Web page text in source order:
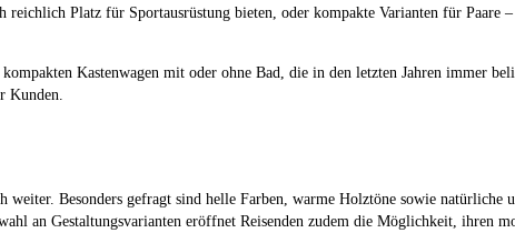
Platz für Sportausrüstung bieten, oder kompakte Varianten für Paare
Kastenwagen mit oder ohne Bad, die in den letzten Jahren immer
Kunden.
Besonders gefragt sind helle Farben, warme Holztöne sowie natürliche
an Gestaltungsvarianten eröffnet Reisenden zudem die Möglichkeit, ihren